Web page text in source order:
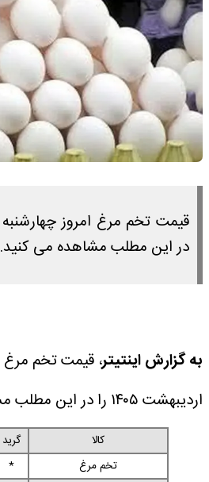
در این مطلب مشاهده می کنید.
به گزارش اینتیتر
اردیبهشت ۱۴۰۵ را در این مطلب مشاهده می کنید.
کالا گرید
تخم مرغ
*